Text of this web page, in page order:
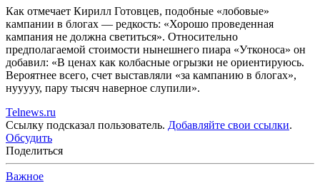
Как отмечает Кирилл Готовцев, подобные «лобовые»
кампании в блогах — редкость: «Хорошо проведенная
кампания не должна светиться». Относительно
предполагаемой стоимости нынешнего пиара «Утконоса» он
добавил: «В ценах как колбасные огрызки не ориентируюсь.
Вероятнее всего, счет выставляли «за кампанию в блогах»,
нууууу, пару тысяч наверное слупили».
Telnews.ru
Ссылку подсказал пользователь. Добавляйте свои ссылки.
Обсудить
Поделиться
Важное